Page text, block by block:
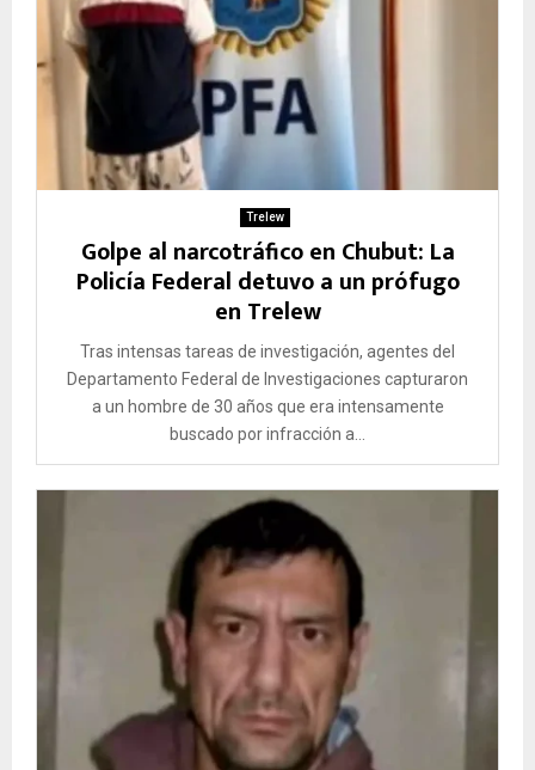
Trelew
Golpe al narcotráfico en Chubut: La
Policía Federal detuvo a un prófugo
en Trelew
Tras intensas tareas de investigación, agentes del
Departamento Federal de Investigaciones capturaron
a un hombre de 30 años que era intensamente
buscado por infracción a...